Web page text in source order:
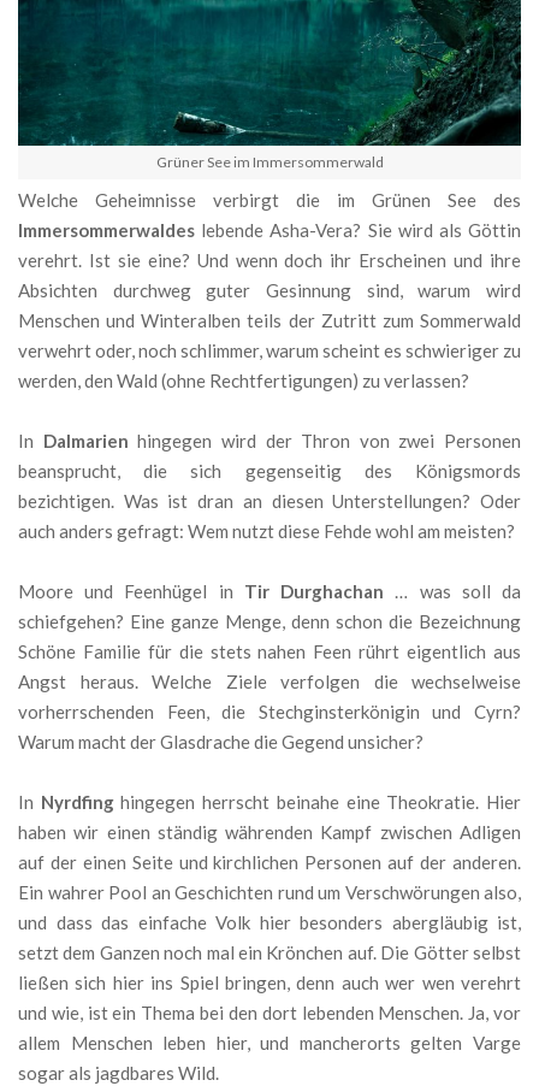
Grüner See im Immersommerwald
Welche Geheimnisse verbirgt die im Grünen See des
Immersommerwaldes lebende Asha-Vera? Sie wird als Göttin
verehrt. Ist sie eine? Und wenn doch ihr Erscheinen und ihre
Absichten durchweg guter Gesinnung sind, warum wird
Menschen und Winteralben teils der Zutritt zum Sommerwald
verwehrt oder, noch schlimmer, warum scheint es schwieriger zu
werden, den Wald (ohne Rechtfertigungen) zu verlassen?
In Dalmarien hingegen wird der Thron von zwei Personen
beansprucht, die sich gegenseitig des Königsmords
bezichtigen. Was ist dran an diesen Unterstellungen? Oder
auch anders gefragt: Wem nutzt diese Fehde wohl am meisten?
Moore und Feenhügel in Tir Durghachan … was soll da
schiefgehen? Eine ganze Menge, denn schon die Bezeichnung
Schöne Familie für die stets nahen Feen rührt eigentlich aus
Angst heraus. Welche Ziele verfolgen die wechselweise
vorherrschenden Feen, die Stechginsterkönigin und Cyrn?
Warum macht der Glasdrache die Gegend unsicher?
In Nyrdfinghingegen herrscht beinahe eine Theokratie. Hier
haben wir einen ständig währenden Kampf zwischen Adligen
auf der einen Seite und kirchlichen Personen auf der anderen.
Ein wahrer Pool an Geschichten rund um Verschwörungen also,
und dass das einfache Volk hier besonders abergläubig ist,
setzt dem Ganzen noch mal ein Krönchen auf. Die Götter selbst
ließen sich hier ins Spiel bringen, denn auch wer wen verehrt
und wie, ist ein Thema bei den dort lebenden Menschen. Ja, vor
allem Menschen leben hier, und mancherorts gelten Varge
sogar als jagdbares Wild.